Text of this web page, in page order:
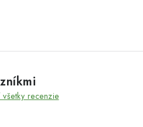
recenzie